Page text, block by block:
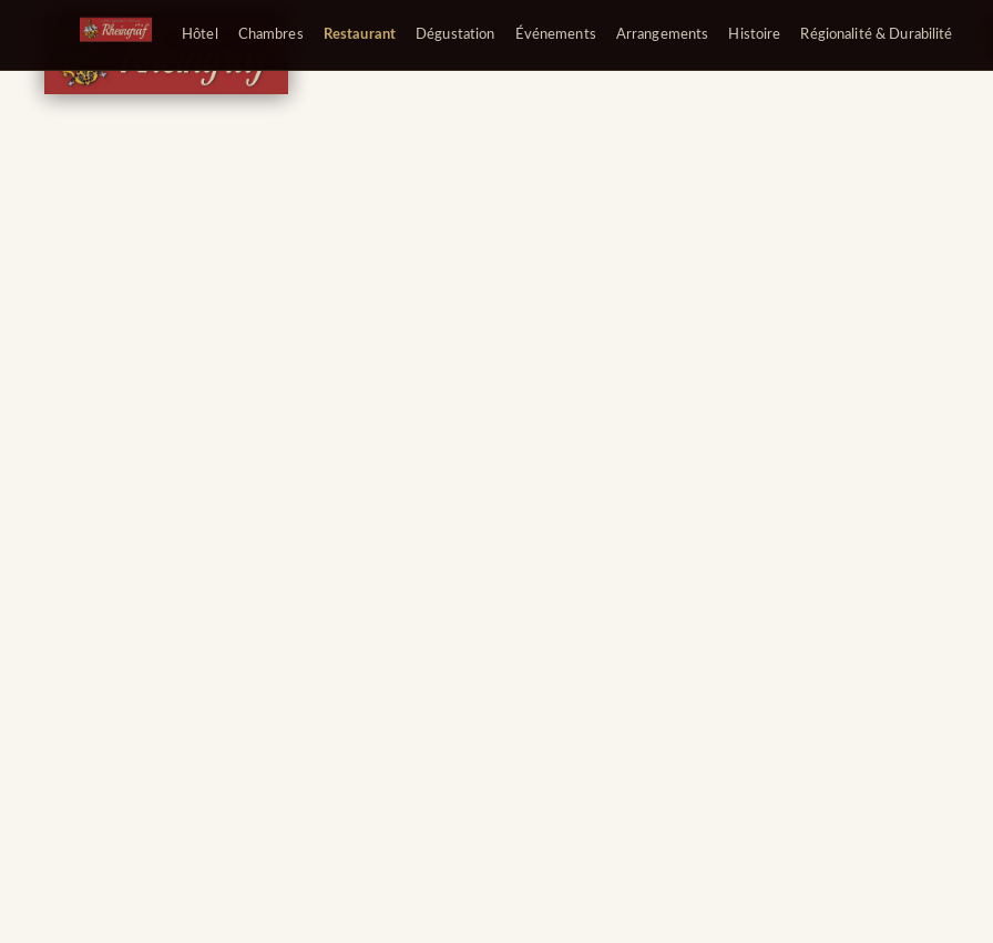
Hôtel Chambres Restaurant Dégustation Événements Arrangements Histoire Régionalité & Durabilité